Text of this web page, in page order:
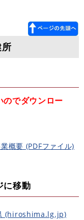
のでダウンロー
概要 (PDFファイル)
に移動
(hiroshima.lg.jp)